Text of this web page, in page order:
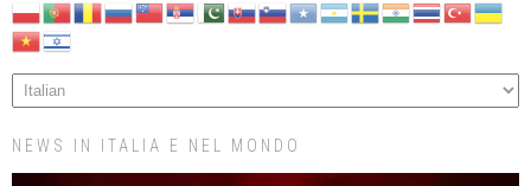
NEWS IN ITALIA E NEL MONDO